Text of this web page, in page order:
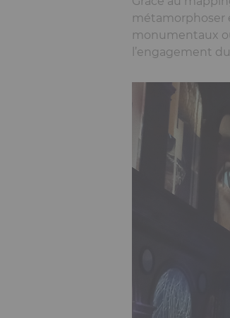
métamorphoser
monumentaux
l’engagement